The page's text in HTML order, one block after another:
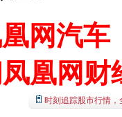
网汽车
凰网财
时刻追踪股市行情